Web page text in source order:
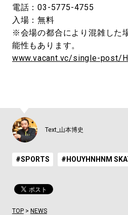
電話：03-5775-4755
入場：無料
※会場の都合により混雑した
能性もあります。
www.vacant.vc/single-post/
Text_山本博史
#SPORTS #HOUYHNHNM
TOP> NEWS